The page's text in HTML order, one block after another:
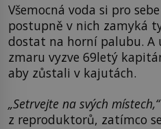
Všemocná voda si pro
postupně v nich zamyká
dostat na horní palubu. A
zmaru vyzve 69letý
aby zůstali v kajutách.
„Setrvejte na svých místech,“
z reproduktorů, zatímco